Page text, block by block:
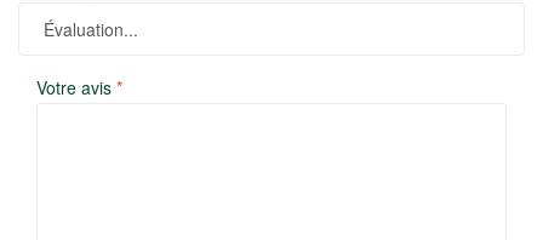
Votre avis *